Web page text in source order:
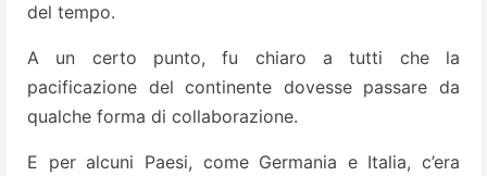
del tempo.
A un certo punto, fu chiaro a tutti che la
pacificazione del continente dovesse passare da
qualche forma di collaborazione.
E per alcuni Paesi, come Germania e Italia, c’era